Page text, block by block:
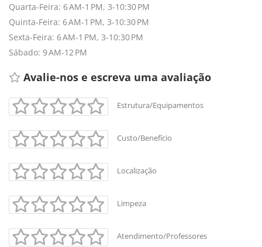
Quarta-Feira: 6 AM-1 PM, 3-10:30 PM
Quinta-Feira: 6 AM-1 PM, 3-10:30 PM
Sexta-Feira: 6 AM-1 PM, 3-10:30 PM
Sábado: 9 AM-12 PM
Avalie-nos e escreva uma avaliação
Estrutura/Equipamentos
Custo/Benefício
Localização
Limpeza
Atendimento/Professores